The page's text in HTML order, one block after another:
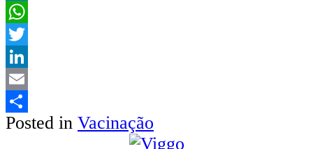
Facebook
WhatsApp
Twitter
LinkedIn
Email
Share
Posted in Vacinação